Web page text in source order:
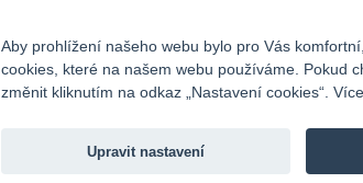
Fio banka
Aby prohlížení našeho webu bylo pro Vás
cookies, které na našem webu používáme. Pokud
změnit kliknutím na odkaz „Nastavení cookies“.
Upravit nastavení